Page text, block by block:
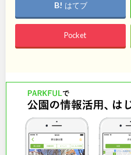
兵庫
和歌山
はてブ
Pocket